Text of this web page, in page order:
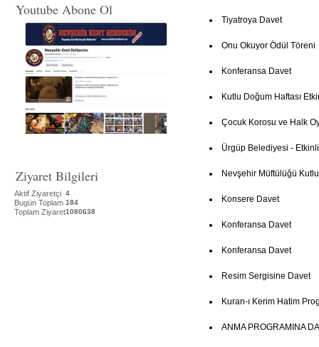
Youtube Abone Ol
Ziyaret Bilgileri
Aktif Ziyaretçi 4
Bugün Toplam 184
Toplam Ziyaret1080638
Tiyatroya Davet
Onu Okuyor Ödül Töreni
Konferansa Davet
Kutlu Doğum Haftası
Çocuk Korosu ve Halk
Ürgüp Belediyesi -
Nevşehir Müftülüğü
Konsere Davet
Konferansa Davet
Konferansa Davet
Resim Sergisine Davet
Kuran-ı Kerim Hatim
ANMA PROGRAMINA